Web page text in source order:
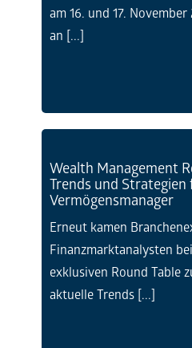
am 16. und 17.
an [...]
Wealth Management
Trends und Strategien
Vermögensmanager
Erneut kamen
Finanzmarktanalysten
exklusiven Round Table
aktuelle Trends [...]